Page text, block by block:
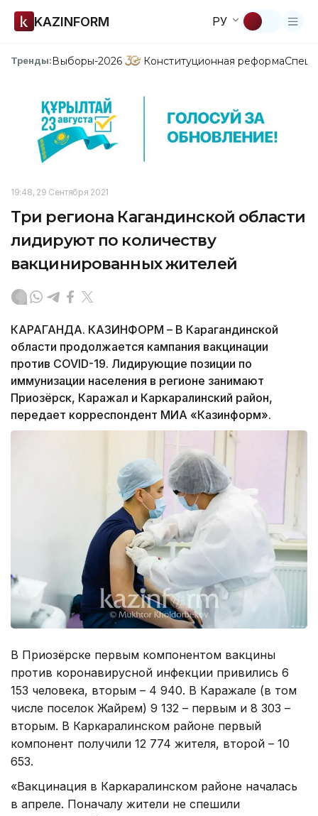
KAZINFORM РУ
Тренды:Выборы-2026 Конституционная реформа
19:48, 29 Сентября 2021
Три региона Кагандинской области
лидируют по количеству
вакцинированных жителей
КАРАГАНДА. КАЗИНФОРМ – В Карагандинской
области продолжается кампания вакцинации
против СOVID-19. Лидирующие позиции по
иммунизации населения в регионе занимают
Приозёрск, Каражал и Каркаралинский район,
передает корреспондент МИА «Казинформ».
В Приозёрске первым компонентом вакцины
против коронавирусной инфекции привились 6
153 человека, вторым – 4 940. В Каражале (в том
числе поселок Жайрем) 9 132 – первым и 8 303 –
вторым. В Каркаралинском районе первый
компонент получили 12 774 жителя, второй – 10
653.
«Вакцинация в Каркаралинском районе началась
в апреле. Поначалу жители не спешили